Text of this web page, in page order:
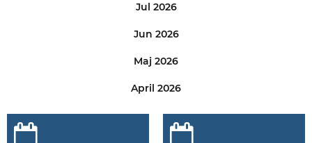
Jul 2026
Jun 2026
Maj 2026
April 2026